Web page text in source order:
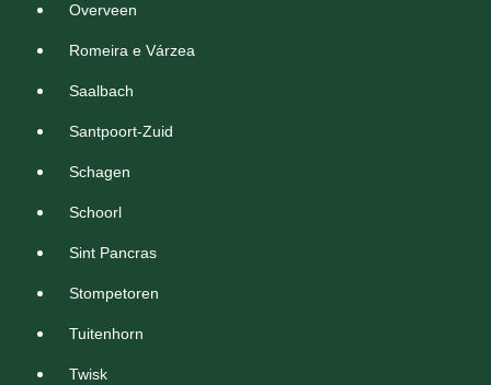
Overveen
Romeira e Várzea
Saalbach
Santpoort-Zuid
Schagen
Schoorl
Sint Pancras
Stompetoren
Tuitenhorn
Twisk